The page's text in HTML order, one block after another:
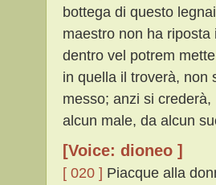
bottega di questo
maestro non ha
dentro vel potrem
in quella il troverà, non
messo; anzi si
alcun male, da alcun
[Voice: dioneo ]
[ 020 ] Piacque alla